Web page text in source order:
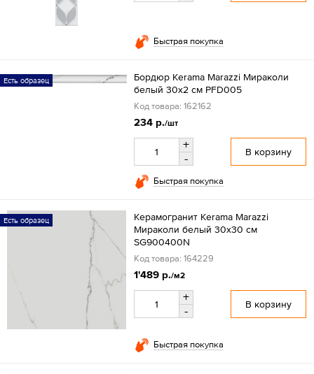
Быстрая покупка
Есть образец
Бордюр Kerama Marazzi Мираколи
белый 30x2 см PFD005
Код товара: 162162
234 р./шт
+
-
В корзину
Быстрая покупка
Есть образец
Керамогранит Kerama Marazzi
Мираколи белый 30x30 см
SG900400N
Код товара: 164229
1'489 р./м2
+
-
В корзину
Быстрая покупка